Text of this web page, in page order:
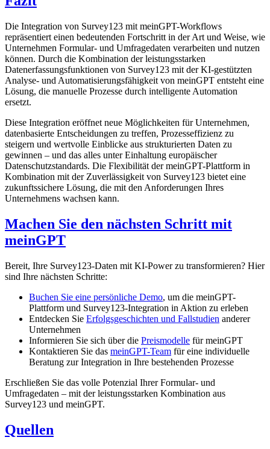
Die Integration von Survey123 mit meinGPT-Workflows
repräsentiert einen bedeutenden Fortschritt in der Art und Weise, wie
Unternehmen Formular- und Umfragedaten verarbeiten und nutzen
können. Durch die Kombination der leistungsstarken
Datenerfassungsfunktionen von Survey123 mit der KI-gestützten
Analyse- und Automatisierungsfähigkeit von meinGPT entsteht eine
Lösung, die manuelle Prozesse durch intelligente Automation
ersetzt.
Diese Integration eröffnet neue Möglichkeiten für Unternehmen,
datenbasierte Entscheidungen zu treffen, Prozesseffizienz zu
steigern und wertvolle Einblicke aus strukturierten Daten zu
gewinnen – und das alles unter Einhaltung europäischer
Datenschutzstandards. Die Flexibilität der meinGPT-Plattform in
Kombination mit der Zuverlässigkeit von Survey123 bietet eine
zukunftssichere Lösung, die mit den Anforderungen Ihres
Unternehmens wachsen kann.
Machen Sie den nächsten Schritt mit
meinGPT
Bereit, Ihre Survey123-Daten mit KI-Power zu transformieren? Hier
sind Ihre nächsten Schritte:
Buchen Sie eine persönliche Demo, um die meinGPT-
Plattform und Survey123-Integration in Aktion zu erleben
Entdecken Sie Erfolgsgeschichten und Fallstudien anderer
Unternehmen
Informieren Sie sich über die Preismodelle für meinGPT
Kontaktieren Sie das meinGPT-Team für eine individuelle
Beratung zur Integration in Ihre bestehenden Prozesse
Erschließen Sie das volle Potenzial Ihrer Formular- und
Umfragedaten – mit der leistungsstarken Kombination aus
Survey123 und meinGPT.
Quellen